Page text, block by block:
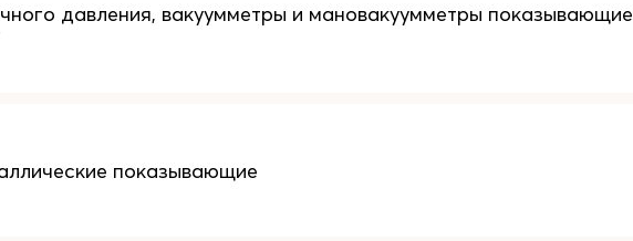
давления, вакуумметры и мановакуумметры показывающие
показывающие